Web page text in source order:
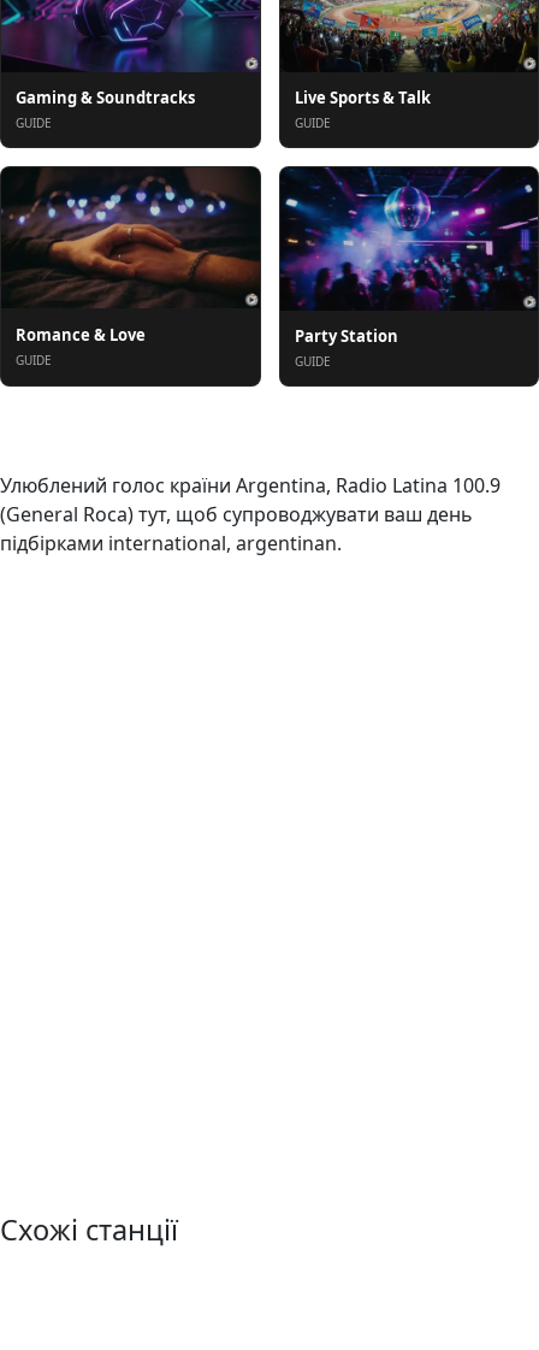
Gaming & Soundtracks
GUIDE
Live Sports & Talk
GUIDE
Romance & Love
GUIDE
Party Station
GUIDE
Улюблений голос країни Argentina, Radio Latina 100.9
(General Roca) тут, щоб супроводжувати ваш день
підбірками international, argentinan.
Схожі станції